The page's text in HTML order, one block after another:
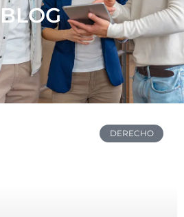
BLOG
DERECHO